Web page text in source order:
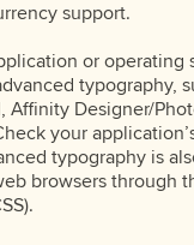
support.
or operating
typography,
Affinity Designer/
your
typography is
browsers through